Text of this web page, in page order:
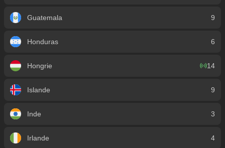
Guatemala 9
Honduras 6
Hongrie 14
Islande 9
Inde 3
Irlande 4